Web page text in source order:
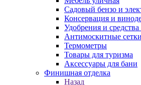
Садовый бензо и
Консервация и
Удобрения и
Антимоскитные
Термометры
Товары для туризма
Аксессуары для бани
Финишная отделка
Назад